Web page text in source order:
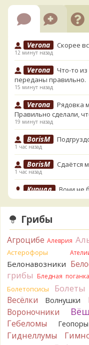
Verona Скорее
12 минут назад
Verona
Что-то
переданы правильно.
15 минут назад
Verona
Рядовка
Правильно сделали,
19 минут назад
BorisM
1 час назад
BorisM Сдаётся
1 час назад
Кирилл
Вони не
начали желтеть.
2 часа назад
Кирилл
3 часа назад
Tatiana_A
Да.
съедобны.
3 часа назад
Tatiana_A
В
разрежьте ножку
Пожелтение у самого
ядовит. Иногда
несколько ядовитых
3 часа назад
Грибы
Агроцибе Алеврия
Астерофоры
Белонавозники
грибы Бледная поганка
Болетопсисы Болеты
Весёлки Волнушки
Вороночники
Гебеломы Геопоры
Гиднеллумы